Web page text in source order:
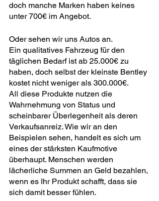
doch manche Marken haben keines
unter 700€ im Angebot.
Oder sehen wir uns Autos an.
Ein qualitatives Fahrzeug für den
täglichen Bedarf ist ab 25.000€ zu
haben, doch selbst der kleinste Bentley
kostet nicht weniger als 300.000€.
All diese Produkte nutzen die
Wahrnehmung von Status und
scheinbarer Überlegenheit als deren
Verkaufsanreiz. Wie wir an den
Beispielen sehen, handelt es sich um
eines der stärksten Kaufmotive
überhaupt. Menschen werden
lächerliche Summen an Geld bezahlen,
wenn es Ihr Produkt schafft, dass sie
sich damit besser fühlen.